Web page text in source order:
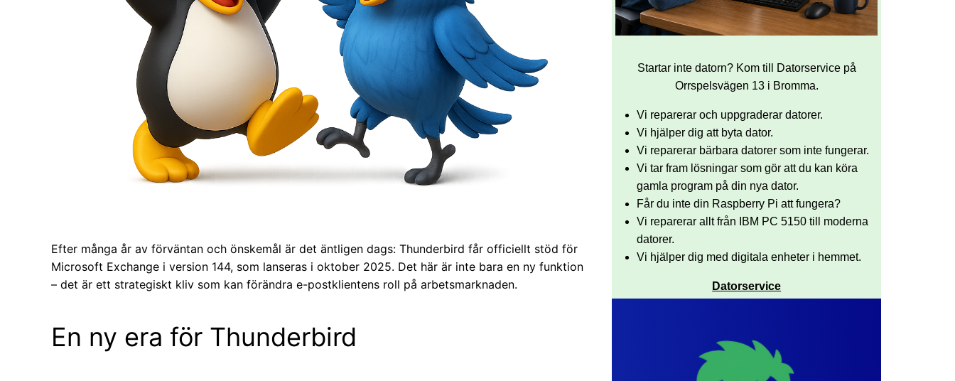
Efter många år av förväntan och önskemål är det äntligen dags: Thunderbird får officiellt stöd för
Microsoft Exchange i version 144, som lanseras i oktober 2025. Det här är inte bara en ny funktion
– det är ett strategiskt kliv som kan förändra e-postklientens roll på arbetsmarknaden.
En ny era för Thunderbird
Startar inte datorn? Kom till Datorservice på
Orrspelsvägen 13 i Bromma.
Vi reparerar och uppgraderar datorer.
Vi hjälper dig att byta dator.
Vi reparerar bärbara datorer som inte fungerar.
Vi tar fram lösningar som gör att du kan köra
gamla program på din nya dator.
Får du inte din Raspberry Pi att fungera?
Vi reparerar allt från IBM PC 5150 till moderna
datorer.
Vi hjälper dig med digitala enheter i hemmet.
Datorservice